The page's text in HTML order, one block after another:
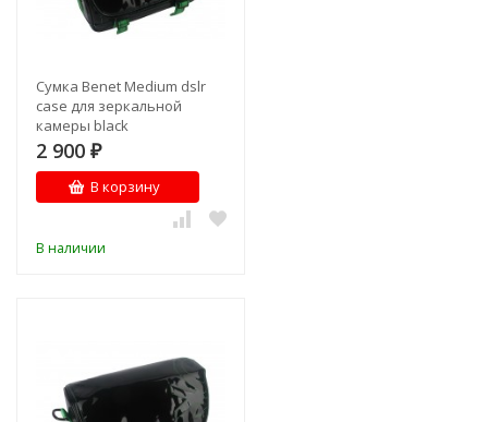
Сумка Benet Medium dslr
case для зеркальной
камеры black
2 900 ₽
В корзину
В наличии